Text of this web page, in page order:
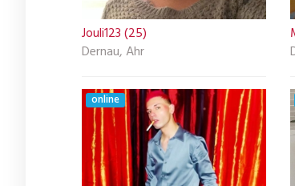
Jouli123 (25)
Dernau, Ahr
online